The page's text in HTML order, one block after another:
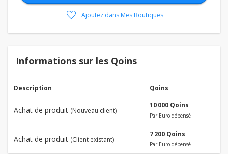
favorite
Ajoutez dans Mes Boutiques
Informations sur les Qoins
Description Qoins
Achat de produit (Nouveau client)
10 000 Qoins
Par Euro dépensé
Achat de produit (Client existant)
7 200 Qoins
Par Euro dépensé